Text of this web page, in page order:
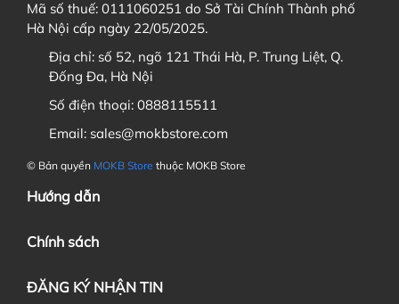
Mã số thuế: 0111060251 do Sở Tài Chính Thành phố
Hà Nội cấp ngày 22/05/2025.
Địa chỉ: số 52, ngõ 121 Thái Hà, P. Trung Liệt, Q.
Đống Đa, Hà Nội
Số điện thoại: 0888115511
Email: sales@mokbstore.com
© Bản quyền MOKB Store thuộc MOKB Store
Hướng dẫn
Chính sách
ĐĂNG KÝ NHẬN TIN